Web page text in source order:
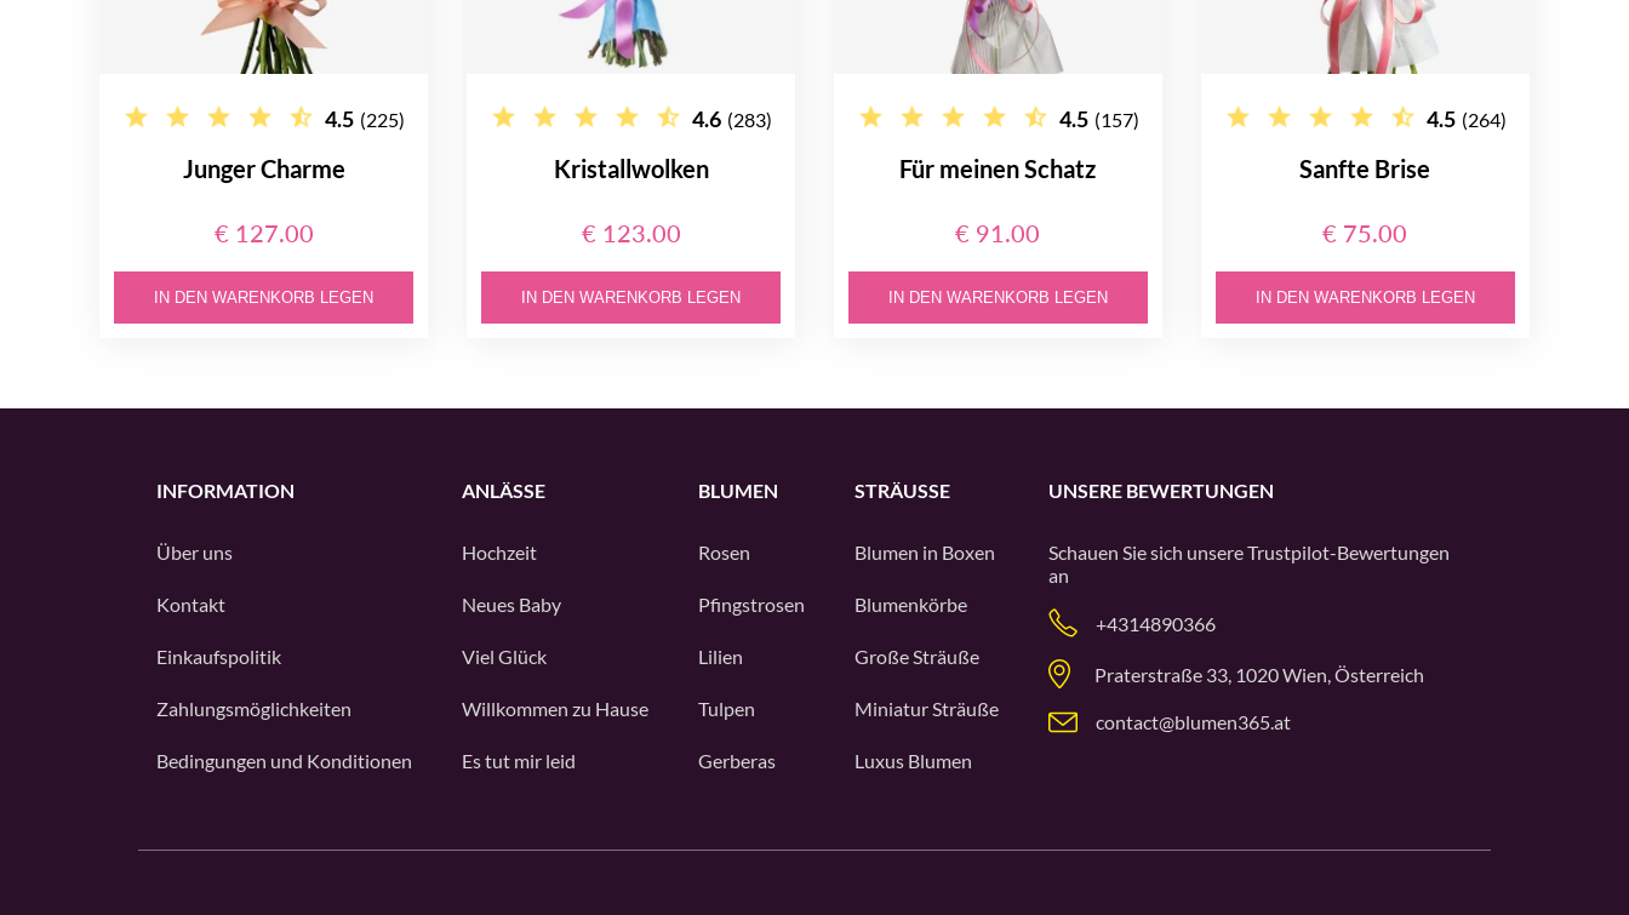
4.5 (225)
Junger Charme
€ 127.00
IN DEN WARENKORB LEGEN
4.6 (283)
Kristallwolken
€ 123.00
IN DEN WARENKORB LEGEN
4.5 (157)
Für meinen Schatz
€ 91.00
IN DEN WARENKORB LEGEN
4.5 (264)
Sanfte Brise
€ 75.00
IN DEN WARENKORB LEGEN
INFORMATION
Über uns
Kontakt
Einkaufspolitik
Zahlungsmöglichkeiten
Bedingungen und Konditionen
ANLÄSSE
Hochzeit
Neues Baby
Viel Glück
Willkommen zu Hause
Es tut mir leid
BLUMEN
Rosen
Pfingstrosen
Lilien
Tulpen
Gerberas
STRÄUSSE
Blumen in Boxen
Blumenkörbe
Große Sträuße
Miniatur Sträuße
Luxus Blumen
UNSERE BEWERTUNGEN
Schauen Sie sich unsereTrustpilot-Bewertungen
an
+4314890366
Praterstraße 33, 1020 Wien, Österreich
contact@blumen365.at